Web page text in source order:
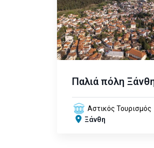
Παλιά πόλη
Αστικός Τουρισμός
Ξάνθη